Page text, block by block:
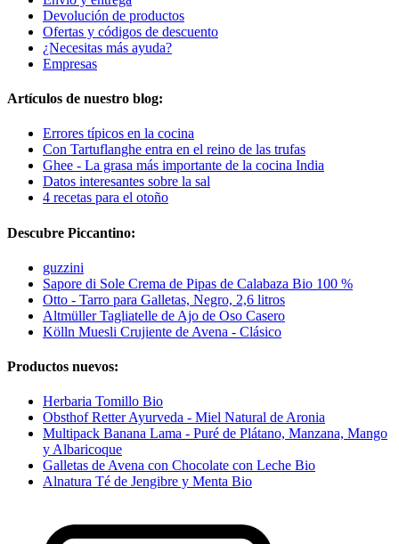
Devolución de productos
Ofertas y códigos de descuento
¿Necesitas más ayuda?
Empresas
Artículos de nuestro blog:
Errores típicos en la cocina
Con Tartuflanghe entra en el reino de las trufas
Ghee - La grasa más importante de la cocina India
Datos interesantes sobre la sal
4 recetas para el otoño
Descubre Piccantino:
guzzini
Sapore di Sole Crema de Pipas de Calabaza Bio 100 %
Otto - Tarro para Galletas, Negro, 2,6 litros
Altmüller Tagliatelle de Ajo de Oso Casero
Kölln Muesli Crujiente de Avena - Clásico
Productos nuevos:
Herbaria Tomillo Bio
Obsthof Retter Ayurveda - Miel Natural de Aronia
Multipack Banana Lama - Puré de Plátano, Manzana, Mango
y Albaricoque
Galletas de Avena con Chocolate con Leche Bio
Alnatura Té de Jengibre y Menta Bio